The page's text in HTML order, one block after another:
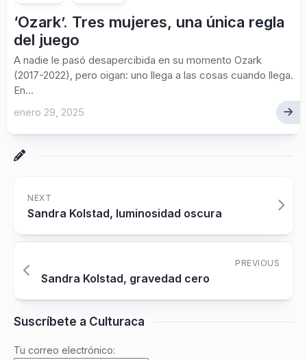
‘Ozark’. Tres mujeres, una única regla
del juego
A nadie le pasó desapercibida en su momento Ozark
(2017-2022), pero oigan: uno llega a las cosas cuando llega.
En...
enero 29, 2025
NEXT
Sandra Kolstad, luminosidad oscura
PREVIOUS
Sandra Kolstad, gravedad cero
Suscríbete a Culturaca
Tu correo electrónico: